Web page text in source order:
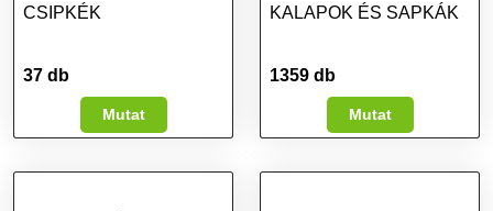
CSIPKÉK
37 db
Mutat
KALAPOK ÉS SAPKÁK
1359 db
Mutat